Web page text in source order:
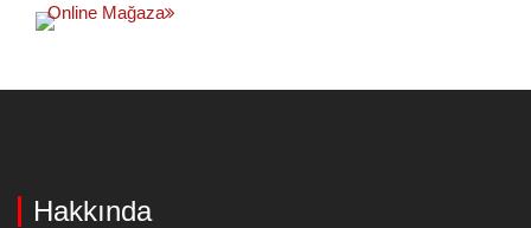
Online Mağaza
Hakkında